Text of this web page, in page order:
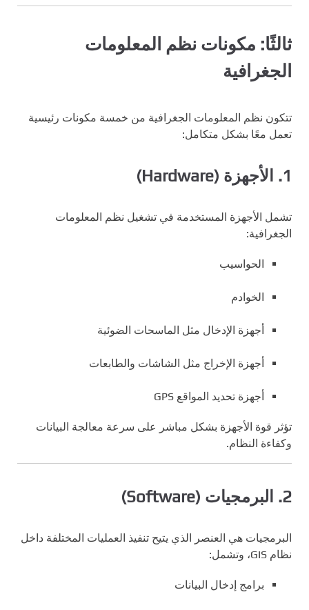
ثالثًا: مكونات نظم المعلومات
الجغرافية
تتكون نظم المعلومات الجغرافية من خمسة مكونات رئيسية
تعمل معًا بشكل متكامل:
1. الأجهزة (Hardware)
تشمل الأجهزة المستخدمة في تشغيل نظم المعلومات
الجغرافية:
الحواسيب
الخوادم
أجهزة الإدخال مثل الماسحات الضوئية
أجهزة الإخراج مثل الشاشات والطابعات
أجهزة تحديد المواقع GPS
تؤثر قوة الأجهزة بشكل مباشر على سرعة معالجة البيانات
وكفاءة النظام.
2. البرمجيات (Software)
البرمجيات هي العنصر الذي يتيح تنفيذ العمليات المختلفة داخل
نظام GIS، وتشمل:
برامج إدخال البيانات